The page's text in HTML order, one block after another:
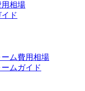
相場
ド
ム費用相場
ムガイド